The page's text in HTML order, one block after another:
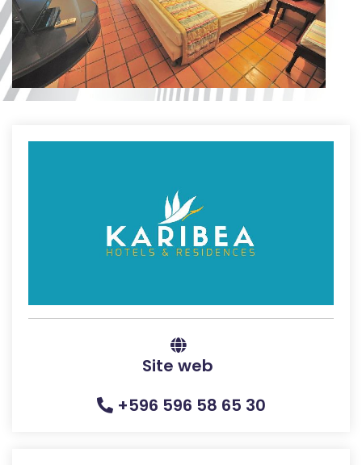
Site web
+596 596 58 65 30